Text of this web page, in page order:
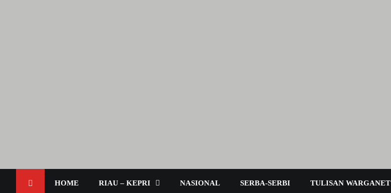
HOME RIAU – KEPRI NASIONAL SERBA-SERBI TULISAN WARGANET